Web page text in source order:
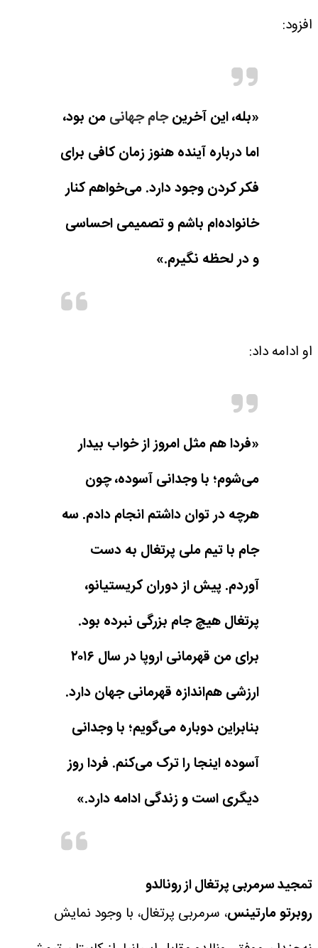
افزود:
«بله، این آخرینجام جهانیمن بود،
اما درباره آینده هنوز زمان کافی برای
فکر کردن وجود دارد. می‌خواهم کنار
خانواده‌ام باشم و تصمیمی احساسی
و در لحظه نگیرم.»
او ادامه داد:
«فردا هم مثل امروز از خواب بیدار
می‌شوم؛ با وجدانی آسوده، چون
هرچه در توان داشتم انجام دادم. سه
جام با تیم ملی پرتغال به دست
آوردم. پیش از دوران کریستیانو،
پرتغال هیچ جام بزرگی نبرده بود.
برای من قهرمانی اروپا در سال ۲۰۱۶
ارزشی هم‌اندازه قهرمانی جهان دارد.
بنابراین دوباره می‌گویم؛ با وجدانی
آسوده اینجا را ترک می‌کنم. فردا روز
دیگری است و زندگی ادامه دارد.»
تمجید سرمربی پرتغال از رونالدو
روبرتو مارتینس، سرمربی پرتغال، با وجود نمایش